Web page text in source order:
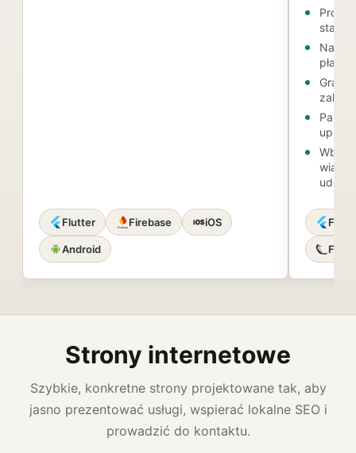
Flutter Firebase iOS
Android
stanów
Grafik
Panel
Flask
Strony internetowe
Szybkie, konkretne strony projektowane tak, aby
jasno prezentować usługi, wspierać lokalne SEO i
prowadzić do kontaktu.